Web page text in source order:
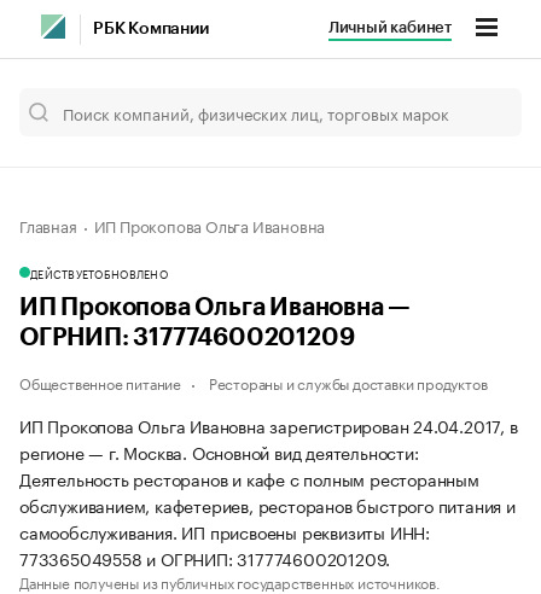
РБК Компании Личный кабинет
Главная ИП Прокопова Ольга Ивановна
ДЕЙСТВУЕТОБНОВЛЕНО
ИП Прокопова Ольга Ивановна —
ОГРНИП: 317774600201209
Общественное питание Рестораны и службы доставки продуктов
ИП Прокопова Ольга Ивановна зарегистрирован 24.04.2017, в
регионе — г. Москва. Основной вид деятельности:
Деятельность ресторанов и кафе с полным ресторанным
обслуживанием, кафетериев, ресторанов быстрого питания и
самообслуживания. ИП присвоены реквизиты ИНН:
773365049558 и ОГРНИП: 317774600201209.
Данные получены из публичных государственных источников.